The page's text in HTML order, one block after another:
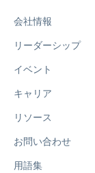
会社情報
リーダーシップ
イベント
キャリア
リソース
お問い合わせ
用語集